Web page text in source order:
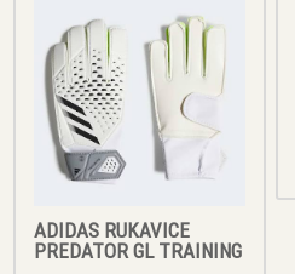
ADIDAS RUKAVICE
PREDATOR GL TRAINING